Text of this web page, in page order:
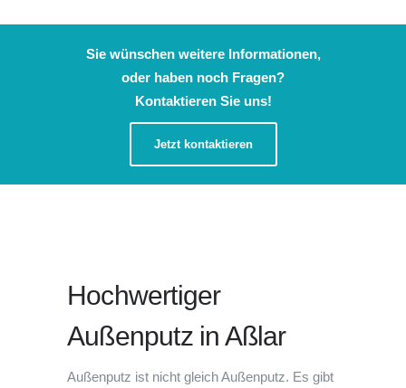
Sie wünschen weitere Informationen,
oder haben noch Fragen?
Kontaktieren Sie uns!
Jetzt kontaktieren
Hochwertiger
Außenputz in Aßlar
Außenputz ist nicht gleich Außenputz. Es gibt